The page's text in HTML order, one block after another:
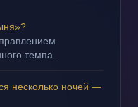
темпа.
несколько ночей —